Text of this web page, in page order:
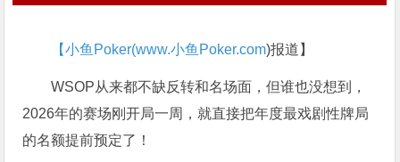
【小鱼Poker(www.小鱼Poker.com)报道】
WSOP从来都不缺反转和名场面，但谁也没想到，
2026年的赛场刚开局一周，就直接把年度最戏剧性牌局
的名额提前预定了！